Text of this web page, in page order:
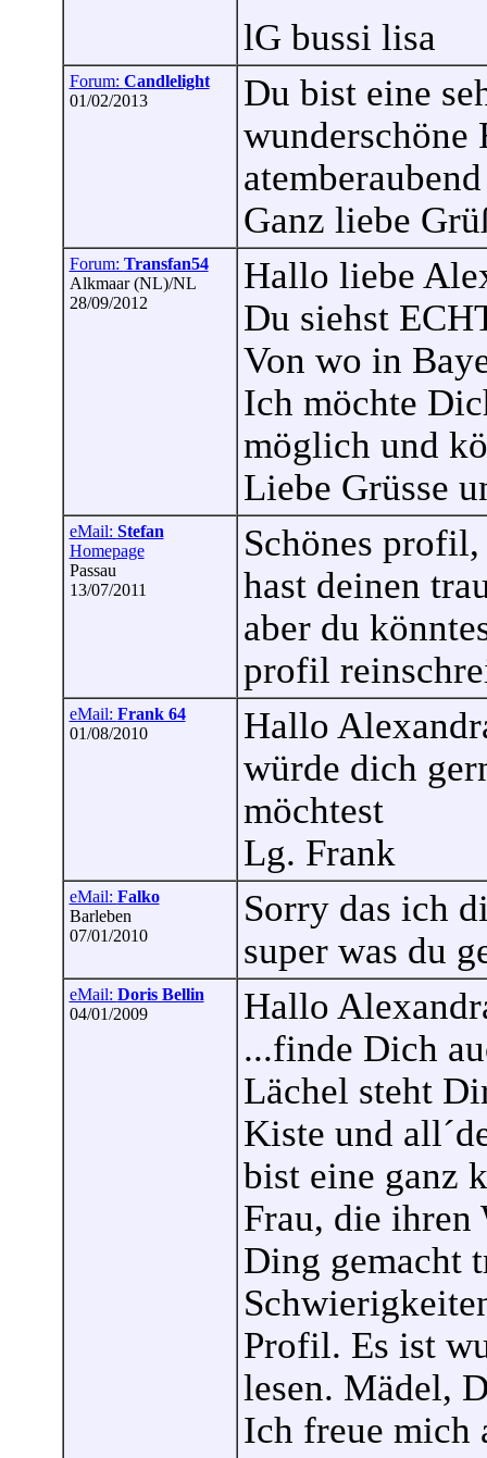
lG bussi lisa
Forum: Candlelight
01/02/2013
Du bist eine
wunderschöne
Ganz liebe
Forum: Transfan54
Alkmaar (NL)/NL
28/09/2012
Hallo liebe
Du siehst
Von wo in
Ich möchte
möglich und
Liebe Grüsse
eMail: Stefan
Homepage
Passau
13/07/2011
Schönes
hast deinen
aber du
profil
eMail: Frank 64
01/08/2010
Hallo
würde dich
möchtest
Lg. Frank
eMail: Falko
Barleben
07/01/2010
Sorry das ich
super was du
eMail: Doris Bellin
04/01/2009
Hallo
...finde Dich
Lächel steht
Kiste und
bist eine ganz
Frau, die ihren
Ding gemacht
Profil. Es ist
lesen. Mädel,
Ich freue